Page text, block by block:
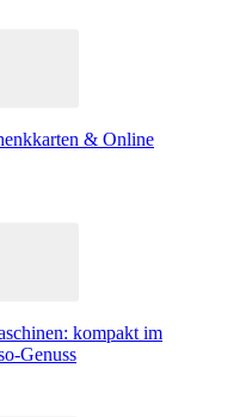
& Online
kompakt im
Genuss